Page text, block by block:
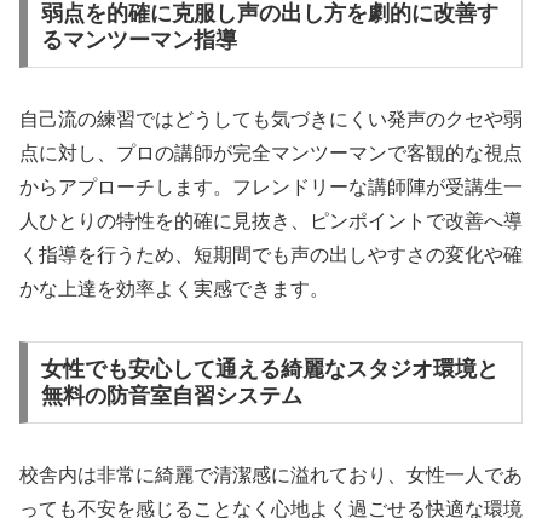
弱点を的確に克服し声の出し方を劇的に改善す
るマンツーマン指導
自己流の練習ではどうしても気づきにくい発声のクセや弱
点に対し、プロの講師が完全マンツーマンで客観的な視点
からアプローチします。フレンドリーな講師陣が受講生一
人ひとりの特性を的確に見抜き、ピンポイントで改善へ導
く指導を行うため、短期間でも声の出しやすさの変化や確
かな上達を効率よく実感できます。
女性でも安心して通える綺麗なスタジオ環境と
無料の防音室自習システム
校舎内は非常に綺麗で清潔感に溢れており、女性一人であ
っても不安を感じることなく心地よく過ごせる快適な環境